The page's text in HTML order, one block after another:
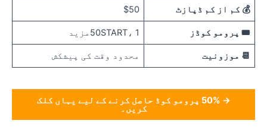
💰 کم از کم ڈپازٹ $50
🎟️ پرومو کوڈز 50START، 1مزید
📆 موزونیت محدود وقت کی پیشکش
→ 50% پرومو کوڈ حاصل کرنے کے لیے یہاں کلک
کریں۔